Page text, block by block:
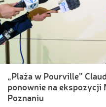
„Plaża w Pourville”
ponownie na ekspozycji
Poznaniu